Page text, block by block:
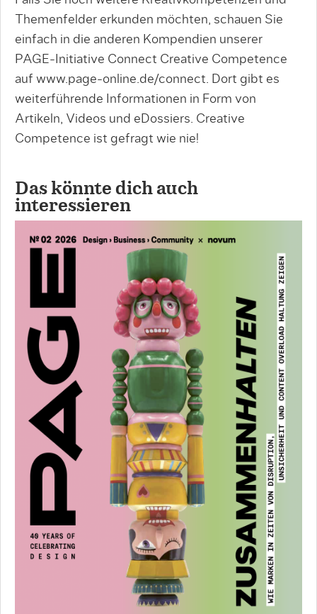
Themenfelder erkunden möchten, schauen Sie
einfach in die anderen Kompendien unserer
PAGE-Initiative Connect Creative Competence
auf www.page-online.de/connect. Dort gibt es
weiterführende Informationen in Form von
Artikeln, Videos und eDossiers. Creative
Competence ist gefragt wie nie!
Das könnte dich auch
interessieren